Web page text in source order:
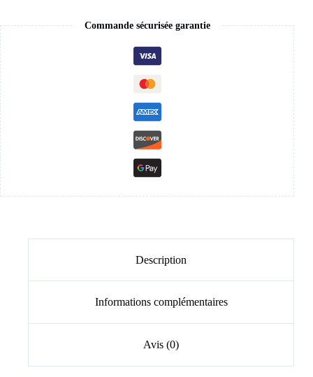
Commande sécurisée garantie
Description
Informations complémentaires
Avis (0)